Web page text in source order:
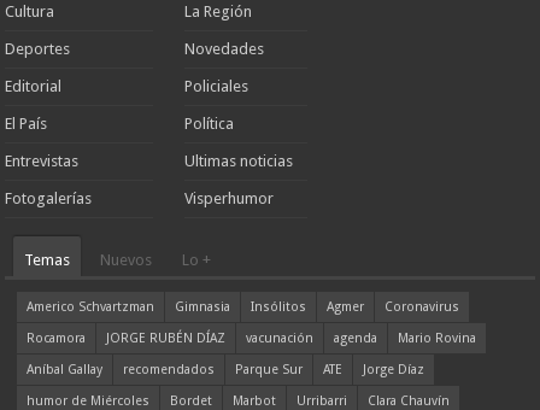
Cultura
Deportes
Editorial
El País
Entrevistas
Fotogalerías
La Región
Novedades
Policiales
Política
Ultimas noticias
Visperhumor
Temas Nuevos Lo +
Americo Schvartzman Gimnasia Insólitos Agmer
Coronavirus
Rocamora
JORGE RUBÉN DÍAZ vacunación agenda
Mario Rovina
Aníbal Gallay
recomendados Parque Sur ATE
Jorge Díaz
humor de Miércoles
Bordet Marbot Urribarri
Clara Chauvín